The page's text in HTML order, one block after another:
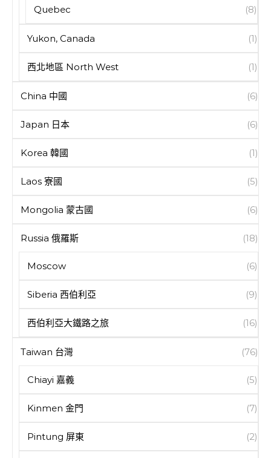
Quebec (8)
Yukon, Canada (1)
西北地區 North West (1)
China 中國 (6)
Japan 日本 (6)
Korea 韓國 (1)
Laos 寮國 (5)
Mongolia 蒙古國 (6)
Russia 俄羅斯 (18)
Moscow (6)
Siberia 西伯利亞 (9)
西伯利亞大鐵路之旅 (16)
Taiwan 台灣 (76)
Chiayi 嘉義 (5)
Kinmen 金門 (7)
Pintung 屏東 (2)